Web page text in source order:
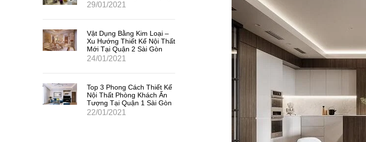
29/01/2021
Vật Dụng Bằng Kim Loại –
Xu Hướng Thiết Kế Nội Thất
Mới Tại Quận 2 Sài Gòn
24/01/2021
Top 3 Phong Cách Thiết Kế
Nội Thất Phòng Khách Ấn
Tượng Tại Quận 1 Sài Gòn
22/01/2021